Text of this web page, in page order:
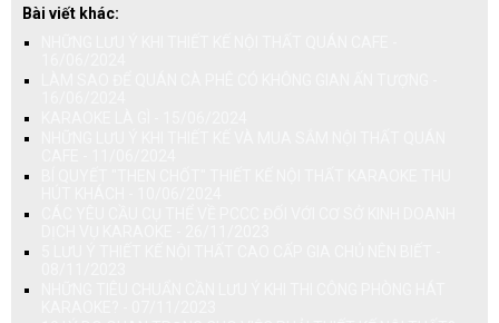
Bài viết khác: